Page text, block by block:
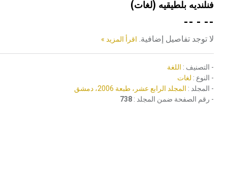
فنلنديه بلطيقيه (لغات)
-- - --
لا توجد تفاصيل إضافية. اقرأ المزيد »
- التصنيف : اللغة
- النوع : لغات
- المجلد : المجلد الرابع عشر، طبعة 2006، دمشق
- رقم الصفحة ضمن المجلد : 738